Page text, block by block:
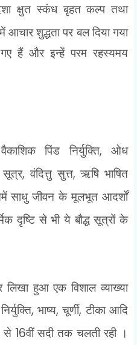
क्षुत स्कंध बृहत कल्प तथा
शुद्धता पर बल दिया गया
हैं और इन्हें परम रहस्यमय
पिंड निर्युक्ति, ओध
सूत्र,वंदित्तु सुत्त,ऋषि भाषित
साधु जीवन के मूलभूत आदर्शों
दृष्टि से भी ये बौद्ध सूत्रों के
हुआ एक विशाल व्याख्या
,भाष्य,चूर्णी,टीका आदि
से 16वीं सदी तक चलती रही ।